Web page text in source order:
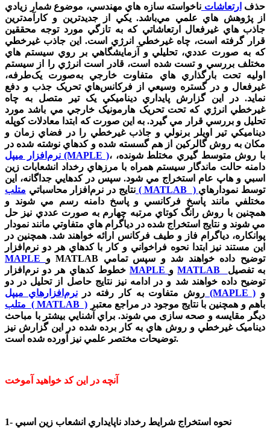
حذف ارتعاشات ناخواسته سازه هاي مهندسي، موضوع شمار زيادي
از پژوهش هاي علمي مي‌باشد. يکي از جديدترين و کارآمدترين
جاذب هاي غيرفعال ارتعاشاتي که به تازگي مورد توجه محققين
قرار گرفته است، چاه غيرخطي انرژي است. اين جاذب غيرخطي
که به صورت عددي، تحليلي و آزمايشگاهي بر روي سيستم هاي
مختلف بررسي و تست شده است، قادر است انرژي را از سيستم
اوليه تحت بارگذاري هاي متفاوت خارجي به‌صورت يک‌طرفه،
غيرفعال و در گستره وسيعي از فرکانس‌هاي تحريک جذب و دفع
نمايد. در اين گزارش پايداري ديناميکي يک تير متصل به چاه
غيرخطي انرژي که تحت تحريک هارمونيک خارجي مي باشد مورد
تحليل و بررسي قرار مي گيرد. به اين صورت که ابتدا معادلات کوپله
ديناميکي تير اويلر برنولي و جاذب غيرخطي را در فضاي زمان و
مکان به روش گالرکين از هم گسسته شده و کدهاي نوشته شده در
نرم‌افزار ميپل (MAPLE )، با روش متوسط گيري مختلط شونده،
دامنه حالت ماندگار سيستم همراه با مرزهاي رخداد انشعابات زين
اسبي و هاپ عام استخراج مي شود. سپس در کدهايي جداگانه، اين
نتايج در نرم‌افزار محاسباتيمتلب ( MATLAB ) توسط نمودارهاي
مختلفي مانند پاسخ فرکانسي و پاسخ دامنه رسم مي شوند و
همچنين با روش رانگ کوتاي مرتبه چهارم به صورت عددي نيز حل
مي شوند و نتايج استخراج شده در دياگرام هاي متفاوتي مانند نمودار
پوانکاره، دياگرام فاز و طيف فرکانس ارائه خواهند شد. همچنين در
اين مستند نيز ابتدا نحوه فراخواني و کار با کدهاي هر دو نرم‌افزار
MAPLE و MATLAB توضيح داده خواهند شد و سپس تمامي
خطوط کدهاي هر دو نرم‌افزارMAPLE وMATLAB به تفصيل
توضيح داده خواهند شد و در ادامه نيز نتايج حاصل از تحليل در دو
روش متفاوت به کار رفته درنرم‌افزارهاي ميپل (MAPLE ) و
متلب ( MATLAB )
ديگر مقايسه و صحه سازی مي شوند. براي آشنايي بيشتر با مباحث
ديناميک غيرخطي و روش هاي به کار برده شده در اين گزارش نيز
توضيحات مختصر علمي نيز آورده شده است.
آنچه در این کد خواهید آموخت
1- نحوه استخراج شرايط رخداد ناپايداري انشعاب زين اسبي